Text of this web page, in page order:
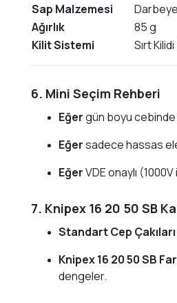
Sap Malzemesi
Darbeye
Ağırlık
85 g
Kilit Sistemi
Sırt
6. Mini Seçim Rehberi
Eğergün boyu cebinde
Eğersadece hassas
EğerVDE onaylı
7. Knipex 16 20 50 SB
Standart Cep
Knipex 16 20 50 SB
dengeler.